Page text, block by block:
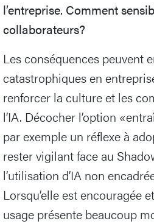
l’entreprise. Comment
collaborateurs?
Les conséquences peuvent
catastrophiques en
renforcer la culture et les
l’IA. Décocher l’option
par exemple un réflexe à
rester vigilant face au
l’utilisation d’IA non
Lorsqu’elle est encouragée
usage présente beaucoup